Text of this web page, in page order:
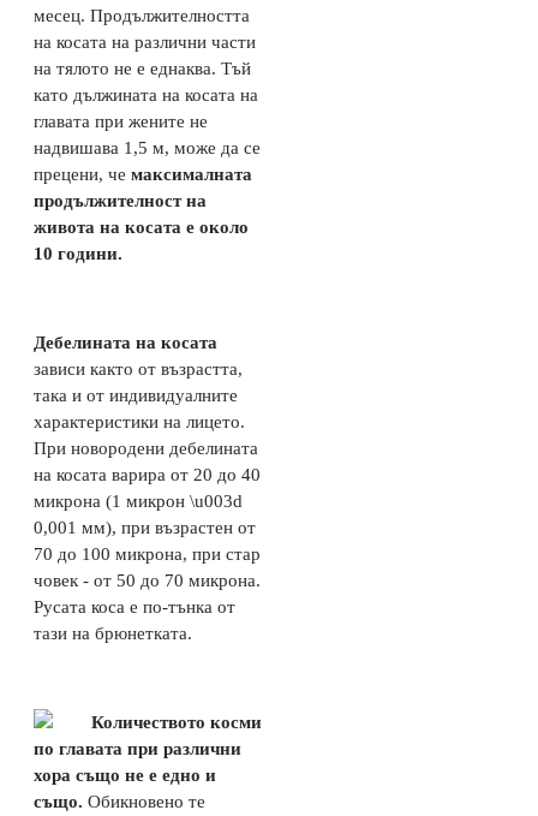
месец. Продължителността
на косата на различни части
на тялото не е еднаква. Тъй
като дължината на косата на
главата при жените не
надвишава 1,5 м, може да се
прецени, че максималната
продължителност на
живота на косата е около
10 години.
Дебелината на косата
зависи както от възрастта,
така и от индивидуалните
характеристики на лицето.
При новородени дебелината
на косата варира от 20 до 40
микрона (1 микрон \u003d
0,001 мм), при възрастен от
70 до 100 микрона, при стар
човек - от 50 до 70 микрона.
Русата коса е по-тънка от
тази на брюнетката.
Количеството косми
по главата при различни
хора също не е едно и
също. Обикновено те